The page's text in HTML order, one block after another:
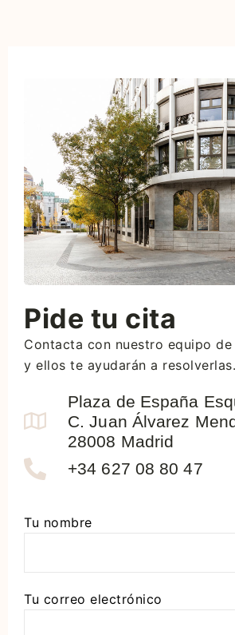
Pide tu cita
Contacta con nuestro equipo
y ellos te ayudarán a resolverlas.
Plaza de España
C. Juan Álvarez
28008 Madrid
+34 627 08 80 47
Tu nombre
Tu correo electrónico